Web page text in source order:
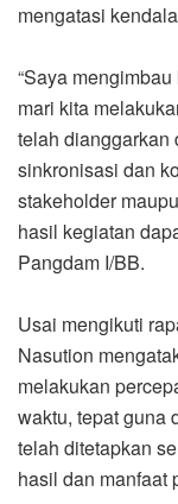
mengatasi
“Saya
mari kita
telah dianggarkan
sinkronisasi dan
stakeholder
hasil kegiatan
Pangdam I/BB.
Usai mengikuti
Nasution
melakukan
waktu, tepat guna
telah ditetapkan
hasil dan manfaat